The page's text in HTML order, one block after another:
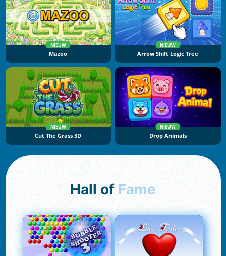
NIEUW
Mazoo
NIEUW
Arrow Shift Logic Tree
NIEUW
Cut The Grass 3D
NIEUW
Drop Animals
Hall of Fame